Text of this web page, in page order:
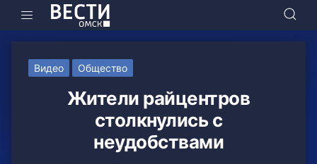
Видео Общество
Жители райцентров
столкнулись с
неудобствами